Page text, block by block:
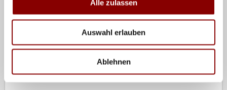
Alle zulassen
Auswahl erlauben
Ablehnen
In den Pausen präsentiert die DVL ihre
Imagekampagne „Echte Menschen. Echte Stars.” dem
Dresdner Publikum. Zentrales
Kommunikationsinstrument der Kampagne sind zwei
Videospots, die in der Margon Arena erstmals der
Öffentlichkeit gezeigt werden.